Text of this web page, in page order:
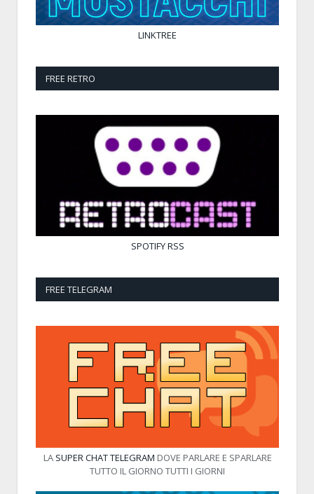
LINKTREE
FREE RETRO
SPOTIFYRSS
FREE TELEGRAM
LA SUPER CHAT TELEGRAM DOVE PARLARE E SPARLARE
TUTTO IL GIORNO TUTTI I GIORNI